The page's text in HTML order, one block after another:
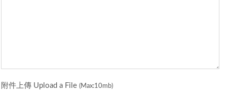
附件上傳 Upload a File (Max:10mb)